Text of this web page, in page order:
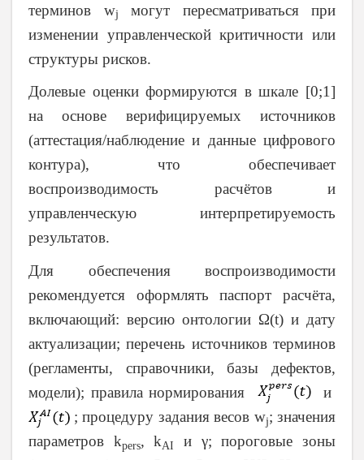
терминов wj
могут пересматриваться при
изменении управленческой критичности или
структуры рисков.
Долевые оценки формируются в шкале [0;1]
на основе верифицируемых источников
(аттестация/наблюдение и данные цифрового
контура), что обеспечивает
воспроизводимость расчётов и
управленческую интерпретируемость
результатов.
Для обеспечения воспроизводимости
рекомендуется оформлять паспорт расчёта,
включающий: версию онтологии Ω(t) и дату
актуализации; перечень источников терминов
(регламенты, справочники, базы дефектов,
модели); правила нормирования
и
; процедуру задания весов wj; значения
параметров kpers, kAI
и γ; пороговые зоны